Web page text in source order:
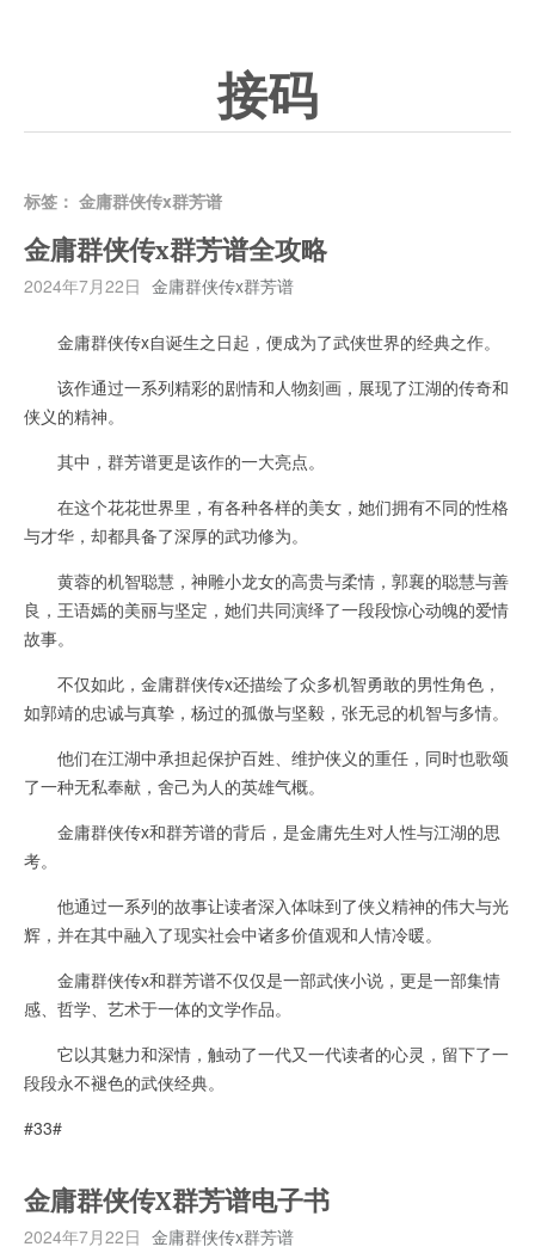
接码
标签： 金庸群侠传x群芳谱
金庸群侠传x群芳谱全攻略
2024年7月22日 金庸群侠传x群芳谱
金庸群侠传x自诞生之日起，便成为了武侠世界的经典之作。
该作通过一系列精彩的剧情和人物刻画，展现了江湖的传奇和
侠义的精神。
其中，群芳谱更是该作的一大亮点。
在这个花花世界里，有各种各样的美女，她们拥有不同的性格
与才华，却都具备了深厚的武功修为。
黄蓉的机智聪慧，神雕小龙女的高贵与柔情，郭襄的聪慧与善
良，王语嫣的美丽与坚定，她们共同演绎了一段段惊心动魄的爱情
故事。
不仅如此，金庸群侠传x还描绘了众多机智勇敢的男性角色，
如郭靖的忠诚与真挚，杨过的孤傲与坚毅，张无忌的机智与多情。
他们在江湖中承担起保护百姓、维护侠义的重任，同时也歌颂
了一种无私奉献，舍己为人的英雄气概。
金庸群侠传x和群芳谱的背后，是金庸先生对人性与江湖的思
考。
他通过一系列的故事让读者深入体味到了侠义精神的伟大与光
辉，并在其中融入了现实社会中诸多价值观和人情冷暖。
金庸群侠传x和群芳谱不仅仅是一部武侠小说，更是一部集情
感、哲学、艺术于一体的文学作品。
它以其魅力和深情，触动了一代又一代读者的心灵，留下了一
段段永不褪色的武侠经典。
#33#
金庸群侠传X群芳谱电子书
2024年7月22日 金庸群侠传x群芳谱